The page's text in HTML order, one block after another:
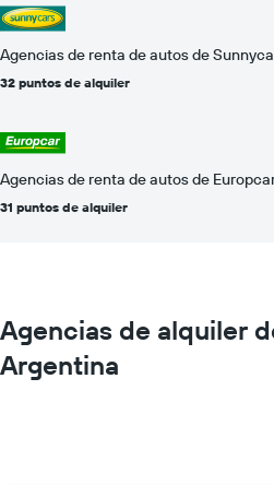
Agencias de renta de autos de
32 puntos de alquiler
Agencias de renta de autos de
31 puntos de alquiler
Agencias de alquiler
Argentina